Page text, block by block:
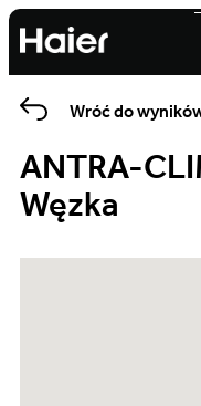
Wróć do
ANTRA-
Węzka